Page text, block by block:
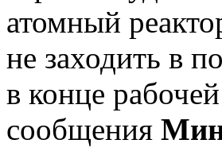
атомный
не заходить в
в конце
сообщения